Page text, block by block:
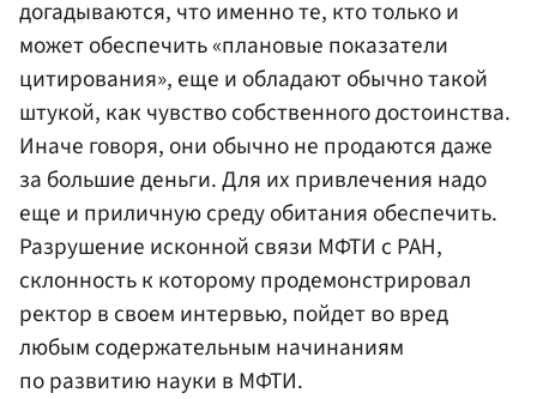
догадываются, что именно те, кто только и
может обеспечить «плановые показатели
цитирования», еще и обладают обычно такой
штукой, как чувство собственного достоинства.
Иначе говоря, они обычно не продаются даже
за большие деньги. Для их привлечения надо
еще и приличную среду обитания обеспечить.
Разрушение исконной связи МФТИ с РАН,
склонность к которому продемонстрировал
ректор в своем интервью, пойдет во вред
любым содержательным начинаниям
по развитию науки в МФТИ.